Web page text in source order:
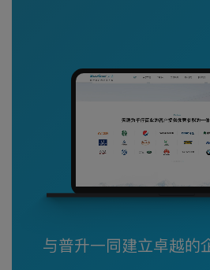
与普升一同建立卓越的